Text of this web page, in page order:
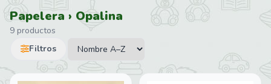
Papelera › Opalina
9 productos
Filtros